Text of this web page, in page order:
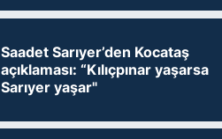
Saadet Sarıyer’den Kocataş
açıklaması: “Kılıçpınar yaşarsa
Sarıyer yaşar"